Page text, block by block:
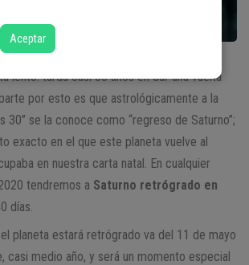
lento: tarda casi 30 años en dar una vuelta
por esto es que astrológicamente a la
30” se la conoce como “regreso de Saturno”;
exacto en el que este planeta vuelve al
en nuestra carta natal. En cualquier
tendremos a Saturno retrógrado en
días.
planeta estará retrógrado va del 11 de mayo
casi medio año, y será un momento especial
Aceptar